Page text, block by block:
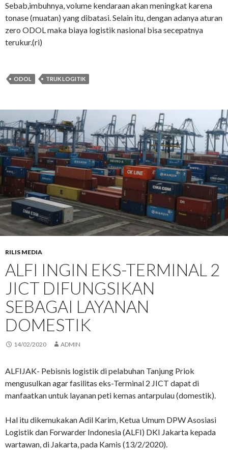
Sebab,imbuhnya, volume kendaraan akan meningkat karena
tonase (muatan) yang dibatasi. Selain itu, dengan adanya aturan
zero ODOL maka biaya logistik nasional bisa secepatnya
terukur.(ri)
ODOL TRUK LOGITIK
RILIS MEDIA
ALFI INGIN EKS-TERMINAL 2
JICT DIFUNGSIKAN
SEBAGAI LAYANAN
DOMESTIK
14/02/2020 ADMIN
ALFIJAK- Pebisnis logistik di pelabuhan Tanjung Priok
mengusulkan agar fasilitas eks-Terminal 2 JICT dapat di
manfaatkan untuk layanan peti kemas antarpulau (domestik).
Hal itu dikemukakan Adil Karim, Ketua Umum DPW Asosiasi
Logistik dan Forwarder Indonesia (ALFI) DKI Jakarta kepada
wartawan, di Jakarta, pada Kamis (13/2/2020).